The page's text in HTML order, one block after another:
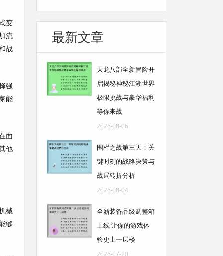
变
流
战
强
能
面
他
械
够
最新文章
天龙八部全新冒险开
启揭秘神秘江湖世界
极限挑战与豪华福利
等你来战
2026-08-06
围栏之战第三天：关
键时刻的战略决策与
战局转折分析
2026-08-04
全新装备品级调整箱
上线 让你的游戏体
验更上一层楼
2026-07-20